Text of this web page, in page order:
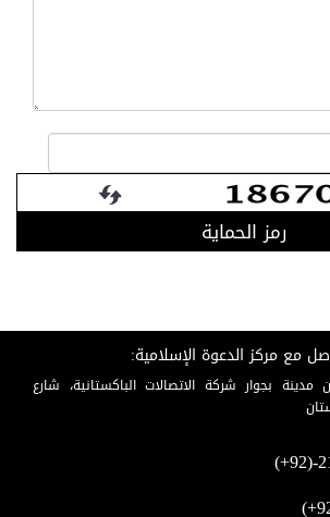
رمز الحماية
مع مركز الدعوة الإسلامية:
مدينة بجوار شركة الاتصالات الباكستانية، شارع
(+92)-